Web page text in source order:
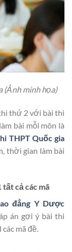
(Ảnh minh họa)
thứ 2 với bài thi
bài mỗi môn là
THPT Quốc gia
thời gian làm bài
cả các mã
đẳng Y Dược
án gợi ý bài thi
mã đề.